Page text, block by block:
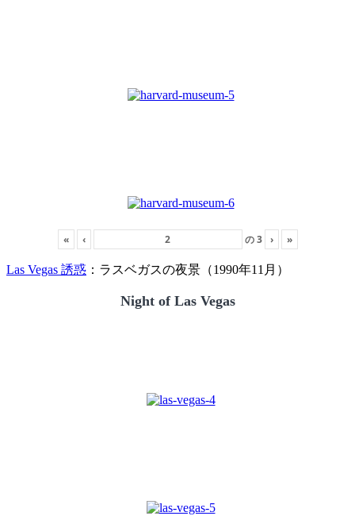
« ‹ の3 › »
Las Vegas 誘惑 ：ラスベガスの夜景（1990年11月）
Night of Las Vegas